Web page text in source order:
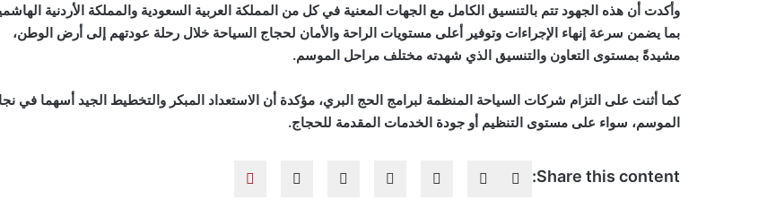
وأكدت أن هذه الجهود تتم بالتنسيق الكامل مع الجهات المعنية في كل من المملكة العربية السعودية والمملكة الأردنية
بما يضمن سرعة إنهاء الإجراءات وتوفير أعلى مستويات الراحة والأمان لحجاج السياحة خلال رحلة عودتهم إلى أرض الوطن،
مشيدةً بمستوى التعاون والتنسيق الذي شهدته مختلف مراحل الموسم.
كما أثنت على التزام شركات السياحة المنظمة لبرامج الحج البري، مؤكدة أن الاستعداد المبكر والتخطيط الجيد أسهما في
الموسم، سواء على مستوى التنظيم أو جودة الخدمات المقدمة للحجاج.
Share this content: